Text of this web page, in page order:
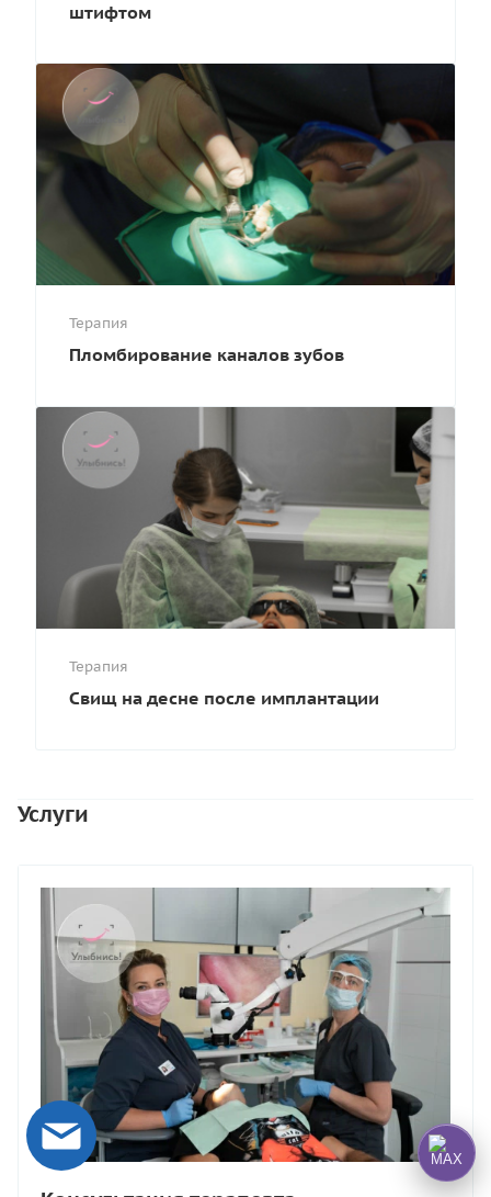
штифтом
Терапия
Пломбирование каналов зубов
Терапия
Свищ на десне после имплантации
Услуги